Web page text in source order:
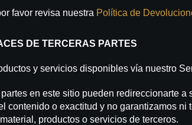
favor revisa nuestra Política de
DE TERCERAS PARTES
y servicios disponibles vía nuestro
en este sitio pueden redireccionarte
contenido o exactitud y no garantizamos
productos o servicios de terceros.